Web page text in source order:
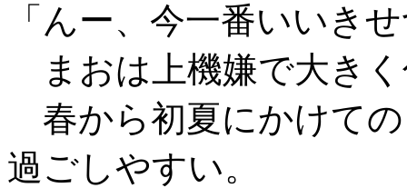
「んー、今一番いいき
まおは上機嫌で大き
春から初夏にかけて
過ごしやすい。